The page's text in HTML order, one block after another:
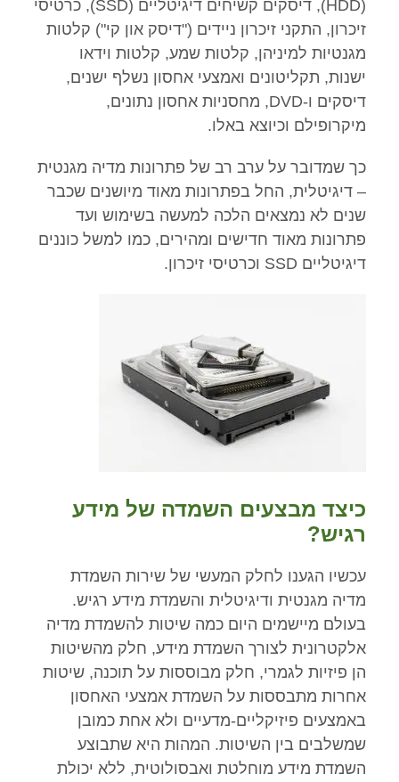
(HDD), דיסקים קשיחים דיגיטליים (SSD), כרטיסי
זיכרון, התקני זיכרון ניידים ("דיסק און קי") קלטות
מגנטיות למיניהן, קלטות שמע, קלטות וידאו
ישנות, תקליטונים ואמצעי אחסון נשלף ישנים,
דיסקים ו-DVD, מחסניות אחסון נתונים,
מיקרופילם וכיוצא באלו.
כך שמדובר על ערב רב של פתרונות מדיה מגנטית
– דיגיטלית, החל בפתרונות מאוד מיושנים שכבר
שנים לא נמצאים הלכה למעשה בשימוש ועד
פתרונות מאוד חדישים ומהירים, כמו למשל כוננים
דיגיטליים SSD וכרטיסי זיכרון.
כיצד מבצעים השמדה של מידע
רגיש?
עכשיו הגענו לחלק המעשי של שירות השמדת
מדיה מגנטית ודיגיטלית והשמדת מידע רגיש.
בעולם מיישמים היום כמה שיטות להשמדת מדיה
אלקטרונית לצורך השמדת מידע, חלק מהשיטות
הן פיזיות לגמרי, חלק מבוססות על תוכנה, שיטות
אחרות מתבססות על השמדת אמצעי האחסון
באמצעים פיזיקליים-מדעיים ולא אחת כמובן
שמשלבים בין השיטות. המהות היא שתבוצע
השמדת מידע מוחלטת ואבסולוטית, ללא יכולת